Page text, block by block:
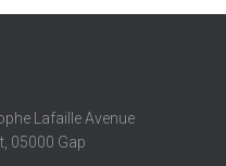
Lafaille Avenue
05000 Gap